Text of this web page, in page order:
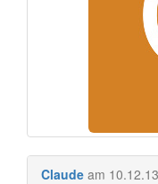
Claude am 10.12.13